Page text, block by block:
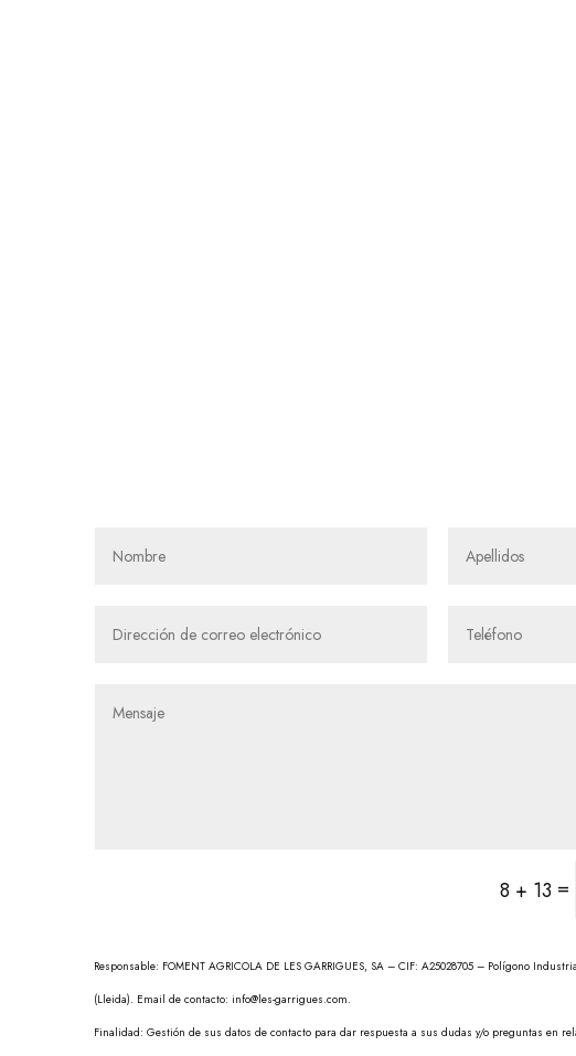
8 + 13 =
Responsable: FOMENT AGRICOLA DE LES GARRIGUES, SA – CIF: A25028705 – Polígono
(Lleida). Email de contacto: info@les-garrigues.com.
Finalidad: Gestión de sus datos de contacto para dar respuesta a sus dudas y/o preguntas en